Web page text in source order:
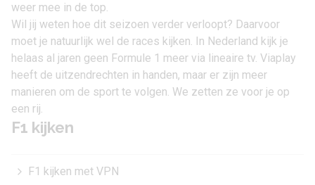
weer mee in de top.
Wil jij weten hoe dit seizoen verder verloopt? Daarvoor
moet je natuurlijk wel de races kijken. In Nederland kijk je
helaas al jaren geen Formule 1 meer via lineaire tv. Viaplay
heeft de uitzendrechten in handen, maar er zijn meer
manieren om de sport te volgen. We zetten ze voor je op
een rij.
F1 kijken
F1 kijken met VPN